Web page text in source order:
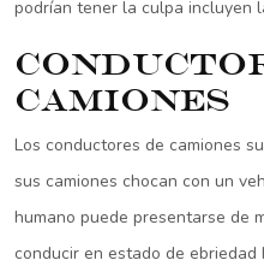
podrían tener la culpa incluyen
camiones
Los conductores de camiones
sus camiones chocan con un
humano puede presentarse de
conducir en estado de